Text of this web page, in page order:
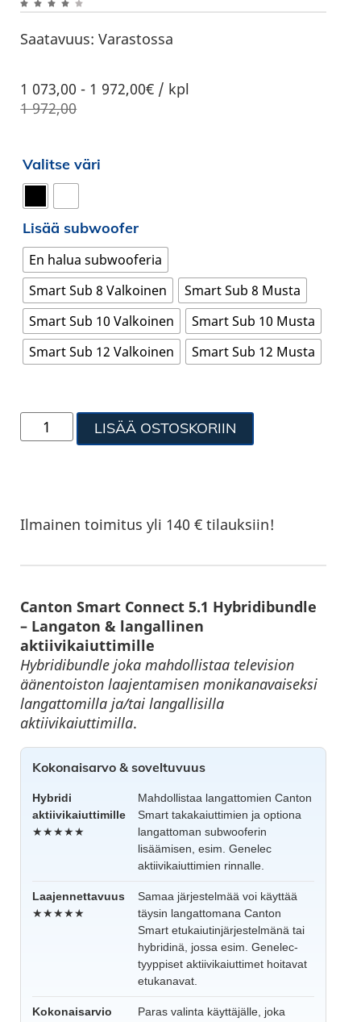
Saatavuus: Varastossa
1 073,00 - 1 972,00€ / kpl
1 972,00
Valitse väri
Lisää subwoofer
En halua subwooferia
Smart Sub 8 Valkoinen
Smart Sub 8 Musta
Smart Sub 10 Valkoinen
Smart Sub 10 Musta
Smart Sub 12 Valkoinen
Smart Sub 12 Musta
LISÄÄ OSTOSKORIIN
Ilmainen toimitus yli 140 € tilauksiin!
Canton Smart Connect 5.1 Hybridibundle
– Langaton & langallinen
aktiivikaiuttimille
Hybridibundle joka mahdollistaa television
äänentoiston laajentamisen monikanavaiseksi
langattomilla ja/tai langallisilla
aktiivikaiuttimilla.
Kokonaisarvo & soveltuvuus
Hybridi
aktiivikaiuttimille
★★★★★
Mahdollistaa langattomien Canton
Smart takakaiuttimien ja optiona
langattoman subwooferin
lisäämisen, esim. Genelec
aktiivikaiuttimien rinnalle.
Laajennettavuus
★★★★★
Samaa järjestelmää voi käyttää
täysin langattomana Canton
Smart etukaiutinjärjestelmänä tai
hybridinä, jossa esim. Genelec-
tyyppiset aktiivikaiuttimet hoitavat
etukanavat.
Kokonaisarvio Paras valinta käyttäjälle, joka